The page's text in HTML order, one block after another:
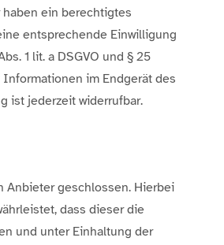
haben ein berechtigtes
entsprechende Einwilligung
1 lit. a DSGVO und § 25
im Endgerät des
ist jederzeit widerrufbar.
Anbieter geschlossen. Hierbei
dass dieser die
und unter Einhaltung der